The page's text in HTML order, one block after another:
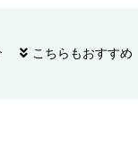
こちらもおすすめ